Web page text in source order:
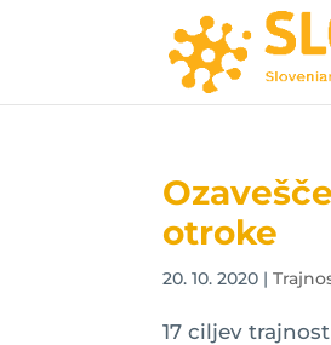
otroke
20. 10. 2020 |
17 ciljev